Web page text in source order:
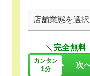
＼ 完全無料
カンタン
1分 次